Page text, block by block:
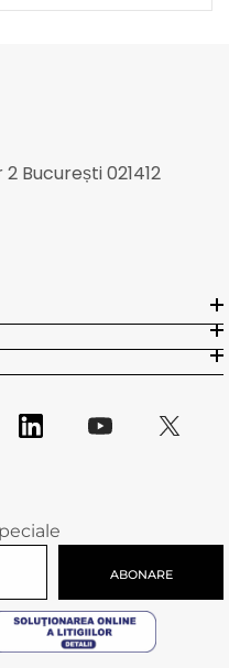
București 021412
ABONARE